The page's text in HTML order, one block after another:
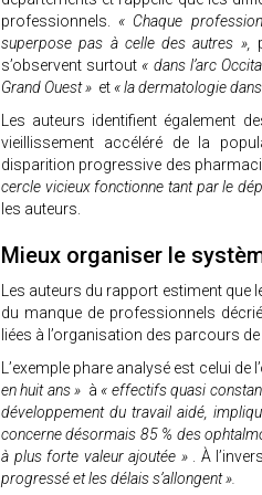
professionnels. « Chaque
superpose pas à celle des autres »,
s’observent surtout « dans l’arc
Grand Ouest » et « la dermatologie
Les auteurs identifient également
vieillissement accéléré de la
disparition progressive des
cercle vicieux fonctionne tant par le
les auteurs.
Mieux organiser le
Les auteurs du rapport estiment
du manque de professionnels
liées à l’organisation des parcours
L’exemple phare analysé est celui de
en huit ans » à « effectifs quasi
développement du travail aidé,
concerne désormais 85 % des
à plus forte valeur ajoutée »
. À
progressé et les délais s’allongent ».